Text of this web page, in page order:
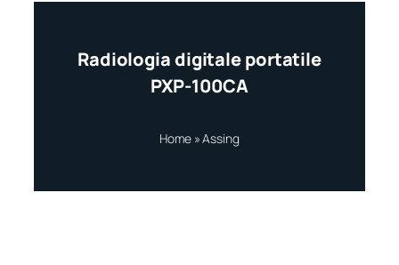
Radiologia digitale portatile
PXP-100CA
Home»Assing